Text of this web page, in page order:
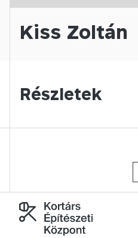
Kiss Zoltán
Részletek